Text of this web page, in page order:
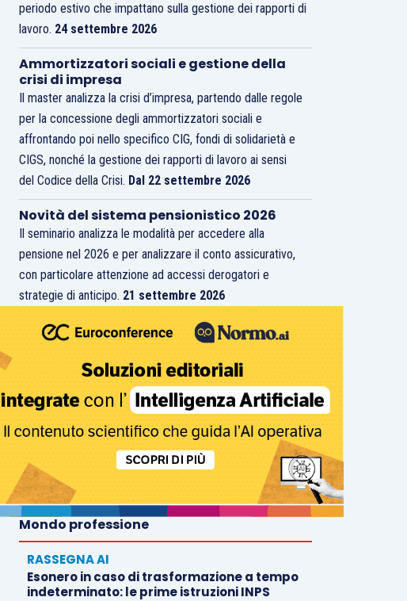
periodo estivo che impattano sulla gestione dei rapporti di
lavoro. 24 settembre 2026
Ammortizzatori sociali e gestione della
crisi di impresa
Il master analizza la crisi d’impresa, partendo dalle regole
per la concessione degli ammortizzatori sociali e
affrontando poi nello specifico CIG, fondi di solidarietà e
CIGS, nonché la gestione dei rapporti di lavoro ai sensi
del Codice della Crisi. Dal 22 settembre 2026
Novità del sistema pensionistico 2026
Il seminario analizza le modalità per accedere alla
pensione nel 2026 e per analizzare il conto assicurativo,
con particolare attenzione ad accessi derogatori e
strategie di anticipo. 21 settembre 2026
Mondo professione
RASSEGNA AI
Esonero in caso di trasformazione a tempo
indeterminato: le prime istruzioni INPS